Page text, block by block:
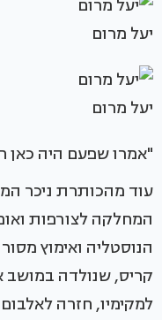
יעל מרום
יעל מרום
"אמרו שפעם היה כאן
עוד מהכותרת ניכר
המחלקה לצורפות
הנוסטליה ואימוץ
קריס, שנולדה במושב
למקימיו, חזרה